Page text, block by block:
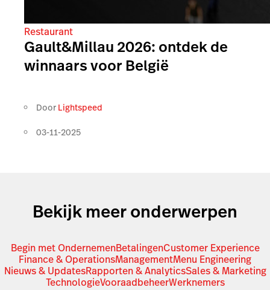
Restaurant
Gault&Millau 2026: ontdek de
winnaars voor België
Door Lightspeed
03-11-2025
Bekijk meer onderwerpen
Begin met OndernemenBetalingenCustomer Experience
Finance & OperationsManagementMenu Engineering
Nieuws & UpdatesRapporten & AnalyticsSales & Marketing
TechnologieVooraadbeheerWerknemers